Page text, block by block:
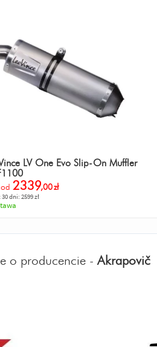
LV One Evo Slip-On Muffler
od 2339,00zł
dni: 2599 zł
o producencie - Akrapovič